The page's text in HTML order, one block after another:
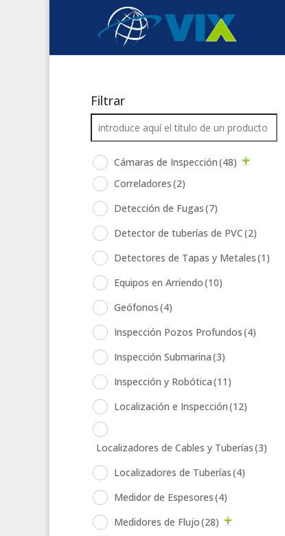
Filtrar
Cámaras de Inspección(48)
Correladores(2)
Detección de Fugas(7)
Detector de tuberías de PVC(2)
Detectores de Tapas y Metales(1)
Equipos en Arriendo(10)
Geófonos(4)
Inspección Pozos Profundos(4)
Inspección Submarina(3)
Inspección y Robótica(11)
Localización e Inspección(12)
Localizadores de Cables y Tuberías(3)
Localizadores de Tuberías(4)
Medidor de Espesores(4)
Medidores de Flujo(28)